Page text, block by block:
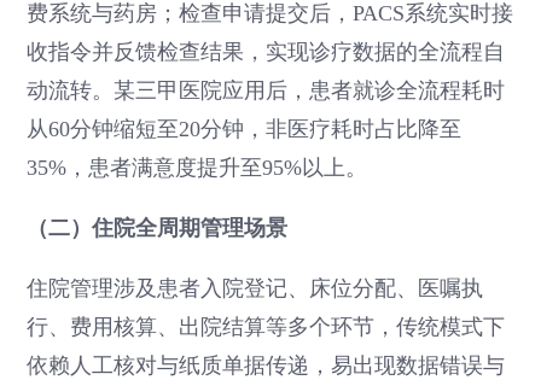
费系统与药房；检查申请提交后，PACS系统实时接
收指令并反馈检查结果，实现诊疗数据的全流程自
动流转。某三甲医院应用后，患者就诊全流程耗时
从60分钟缩短至20分钟，非医疗耗时占比降至
35%，患者满意度提升至95%以上。
（二）住院全周期管理场景
住院管理涉及患者入院登记、床位分配、医嘱执
行、费用核算、出院结算等多个环节，传统模式下
依赖人工核对与纸质单据传递，易出现数据错误与